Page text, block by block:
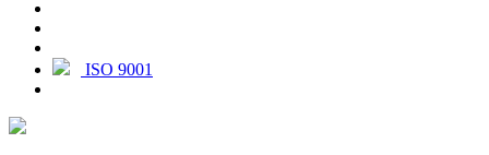
ISO 9001